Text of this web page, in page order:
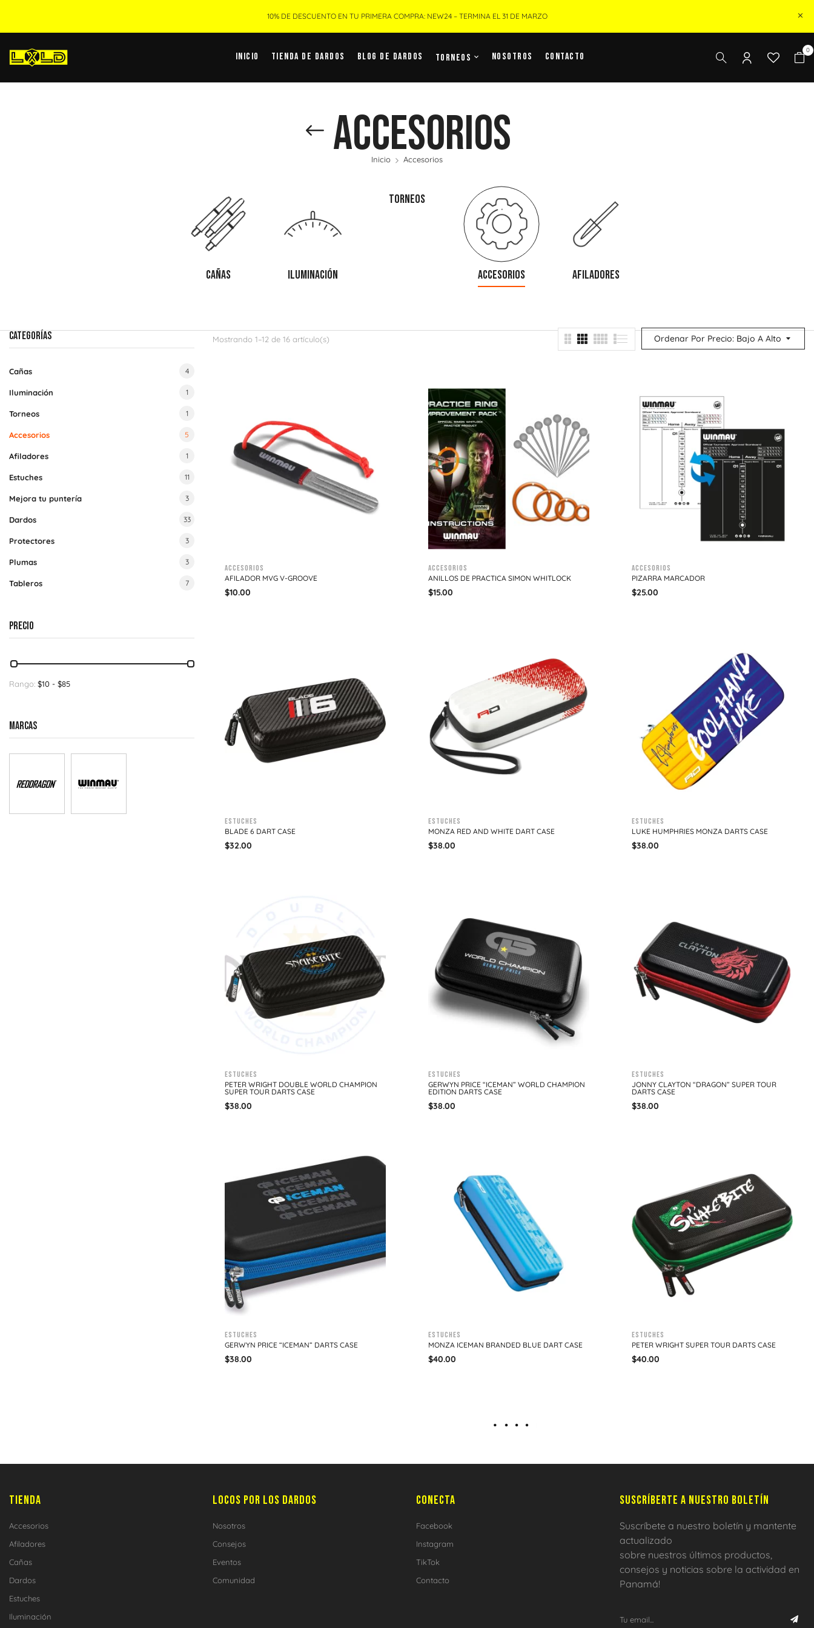
10% DE DESCUENTO EN TU PRIMERA COMPRA: NEW24 – TERMINA EL 31 DE MARZO
Inicio Tienda De Dardos Blog De Dardos Torneos Nosotros Contacto
0
Accesorios
Inicio Accesorios
CAÑAS ILUMINACIÓN
TORNEOS
ACCESORIOS AFILADORES
CATEGORÍAS
Cañas 4
Iluminación 1
Torneos 1
Accesorios 5
Afiladores 1
Estuches 11
Mejora tu puntería 3
Dardos 33
Protectores 3
Plumas 3
Tableros 7
PRECIO
Rango: $10 - $85
MARCAS
Ordenar Por Precio: Bajo A Alto
Mostrando 1–12 de 16 artículo(s)
Accesorios
AFILADOR MVG V-GROOVE
$10.00
Accesorios
ANILLOS DE PRACTICA SIMON WHITLOCK
$15.00
Accesorios
PIZARRA MARCADOR
$25.00
Estuches
BLADE 6 DART CASE
$32.00
Estuches
MONZA RED AND WHITE DART CASE
$38.00
Estuches
LUKE HUMPHRIES MONZA DARTS CASE
$38.00
Estuches
PETER WRIGHT DOUBLE WORLD CHAMPION
SUPER TOUR DARTS CASE
$38.00
Estuches
GERWYN PRICE “ICEMAN” WORLD CHAMPION
EDITION DARTS CASE
$38.00
Estuches
JONNY CLAYTON “DRAGON” SUPER TOUR
DARTS CASE
$38.00
Estuches
GERWYN PRICE “ICEMAN” DARTS CASE
$38.00
Estuches
MONZA ICEMAN BRANDED BLUE DART CASE
$40.00
Estuches
PETER WRIGHT SUPER TOUR DARTS CASE
$40.00
TIENDA
Accesorios
Afiladores
Cañas
Dardos
Estuches
Iluminación
LOCOS POR LOS DARDOS
Nosotros
Consejos
Eventos
Comunidad
CONECTA
Facebook
Instagram
TikTok
Contacto
SUSCRÍBERTE A NUESTRO BOLETÍN
Suscríbete a nuestro boletín y mantente
actualizado
sobre nuestros últimos productos,
consejos y noticias sobre la actividad en
Panamá!